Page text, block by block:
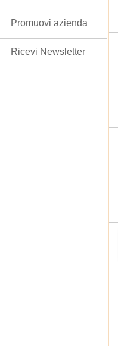
Promuovi azienda
Ricevi Newsletter